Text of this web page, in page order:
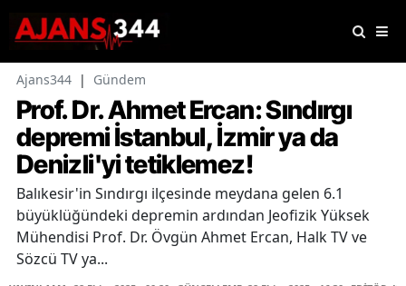
Ajans344 | Gündem
Prof. Dr. Ahmet Ercan: Sındırgı
depremi İstanbul, İzmir ya da
Denizli'yi tetiklemez!
Balıkesir'in Sındırgı ilçesinde meydana gelen 6.1
büyüklüğündeki depremin ardından Jeofizik Yüksek
Mühendisi Prof. Dr. Övgün Ahmet Ercan, Halk TV ve
Sözcü TV ya...